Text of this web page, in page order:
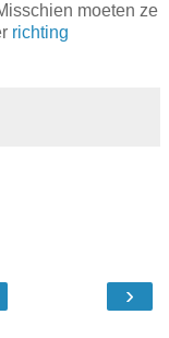
moeten ze
richting
›